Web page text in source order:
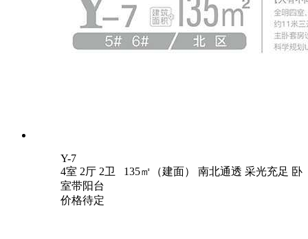
Y-7
4室 2厅 2卫 135㎡（建面）
南北通透 采光充足 卧
室带阳台
价格待定